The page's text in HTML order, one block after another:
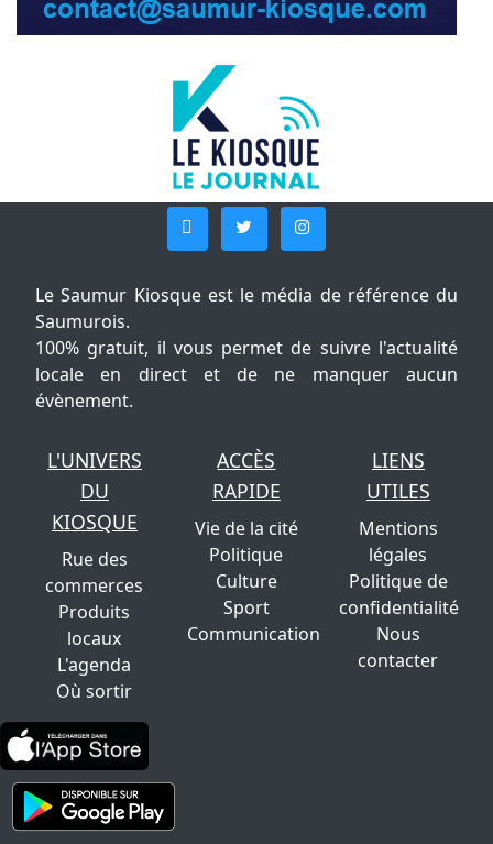
Le Saumur Kiosque est le média de référence du
Saumurois.
100% gratuit, il vous permet de suivre l'actualité
locale en direct et de ne manquer aucun
évènement.
L'UNIVERS
DU
KIOSQUE
Rue des
commerces
Produits
locaux
L'agenda
Où sortir
ACCÈS
RAPIDE
Vie de la cité
Politique
Culture
Sport
Communication
LIENS
UTILES
Mentions
légales
Politique de
confidentialité
Nous
contacter